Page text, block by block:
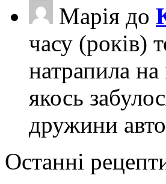
Марія до
часу (років)
натрапила на
якось
дружини
Останні